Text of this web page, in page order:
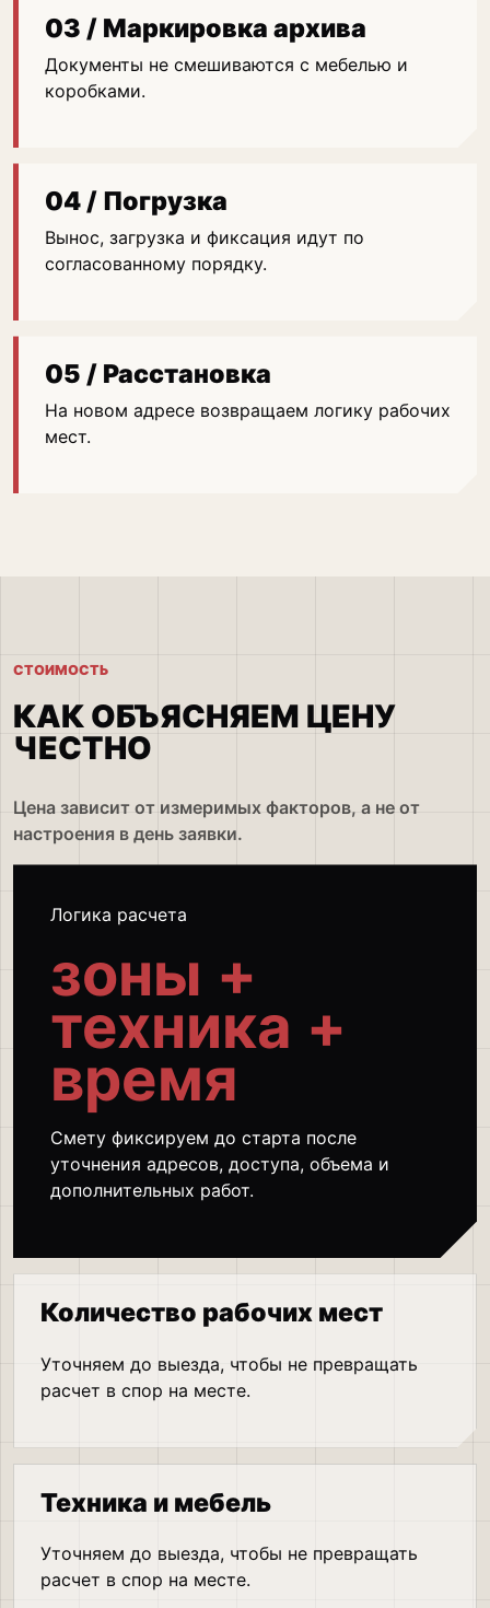
03 / Маркировка архива
Документы не смешиваются с мебелью и
коробками.
04 / Погрузка
Вынос, загрузка и фиксация идут по
согласованному порядку.
05 / Расстановка
На новом адресе возвращаем логику рабочих
мест.
СТОИМОСТЬ
КАК ОБЪЯСНЯЕМ ЦЕНУ
ЧЕСТНО
Цена зависит от измеримых факторов, а не от
настроения в день заявки.
Логика расчета
зоны +
техника +
время
Смету фиксируем до старта после
уточнения адресов, доступа, объема и
дополнительных работ.
Количество рабочих мест
Уточняем до выезда, чтобы не превращать
расчет в спор на месте.
Техника и мебель
Уточняем до выезда, чтобы не превращать
расчет в спор на месте.